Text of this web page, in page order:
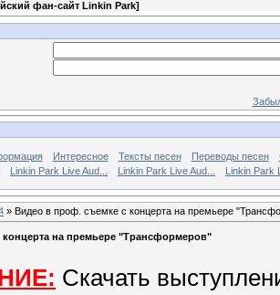
фан-сайт Linkin Park]
Интересное Тексты песен Переводы песен
Linkin Park Live Aud... Linkin Park Live Aud... Linkin Park
» Видео в проф. съемке с концерта на премьере
на премьере "Трансформеров"
Скачать